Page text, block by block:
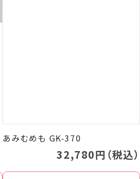
あみむめも GK-370
32,780円（税込）